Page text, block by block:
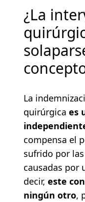
¿La
La
quirúrgica es
compensa el
sufrido por
causadas por
decir, este
ningún otro,